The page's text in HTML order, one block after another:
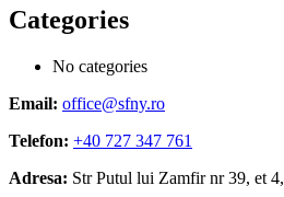
Categories
No categories
Email: office@sfny.ro
Telefon: +40 727 347 761
Adresa: Str Putul lui Zamfir nr 39, et